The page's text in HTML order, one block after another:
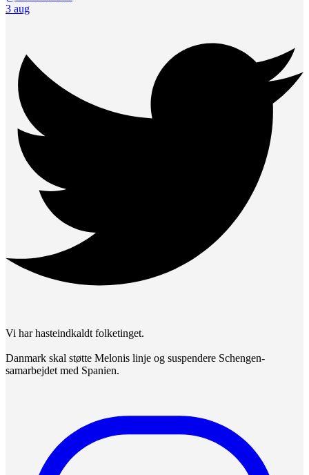
3 aug
Vi har hasteindkaldt folketinget.
Danmark skal støtte Melonis linje og suspendere Schengen-
samarbejdet med Spanien.